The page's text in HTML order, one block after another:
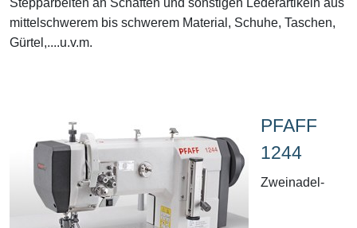
Stepparbeiten an Schäften und sonstigen Lederartikeln aus
mittelschwerem bis schwerem Material, Schuhe, Taschen,
Gürtel,....u.v.m.
PFAFF
1244
Zweinadel-